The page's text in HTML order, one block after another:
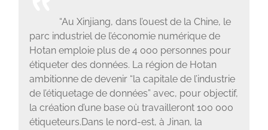
“Au Xinjiang, dans l’ouest de la Chine, le
parc industriel de l’économie numérique de
Hotan emploie plus de 4 000 personnes pour
étiqueter des données. La région de Hotan
ambitionne de devenir “la capitale de l’industrie
de l’étiquetage de données” avec, pour objectif,
la création d’une base où travailleront 100 000
étiqueteurs.Dans le nord-est, à Jinan, la